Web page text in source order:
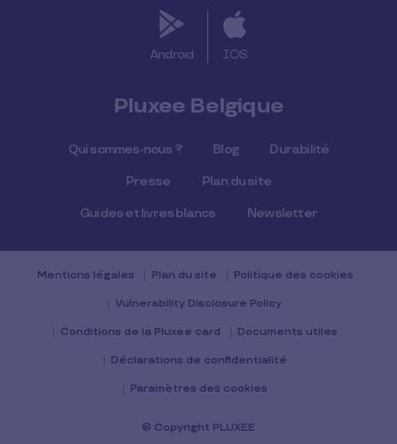
Android IOS
Pluxee Belgique
Qui sommes-nous ? Blog Durabilité
Presse Plan du site
Guides et livres blancs Newsletter
Mentions légales Plan du site Politique des cookies
Vulnerability Disclosure Policy
Conditions de la Pluxee card Documents utiles
Déclarations de confidentialité
Paramètres des cookies
© Copyright PLUXEE